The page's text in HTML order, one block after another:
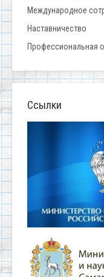
Международное
Наставничество
Профессиональная
Ссылки